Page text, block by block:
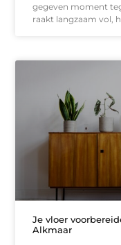
gegeven moment
raakt langzaam vol,
Je vloer
Alkmaar